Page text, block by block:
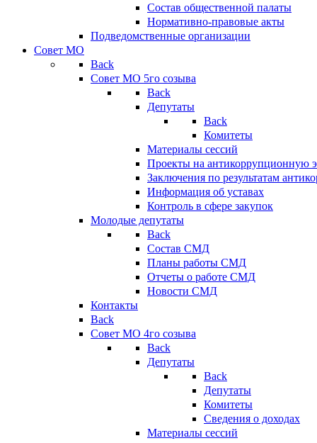
Состав общественной палаты
Нормативно-правовые акты
Подведомственные организации
Совет МО
Back
Совет МО 5го созыва
Back
Депутаты
Back
Комитеты
Материалы сессий
Проекты на антикоррупционную
Заключения по результатам
Информация об уставах
Контроль в сфере закупок
Молодые депутаты
Back
Состав СМД
Планы работы СМД
Отчеты о работе СМД
Новости СМД
Контакты
Back
Совет МО 4го созыва
Back
Депутаты
Back
Депутаты
Комитеты
Сведения о доходах
Материалы сессий